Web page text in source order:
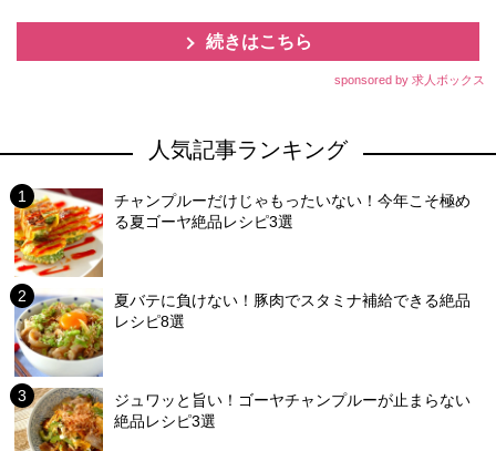
続きはこちら
sponsored by 求人ボックス
人気記事ランキング
チャンプルーだけじゃもったいない！今年こそ極め
る夏ゴーヤ絶品レシピ3選
夏バテに負けない！豚肉でスタミナ補給できる絶品
レシピ8選
ジュワッと旨い！ゴーヤチャンプルーが止まらない
絶品レシピ3選